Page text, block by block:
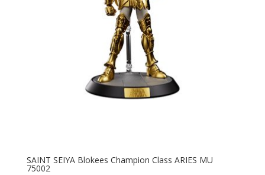
SAINT SEIYA Blokees Champion Class ARIES MU
75002